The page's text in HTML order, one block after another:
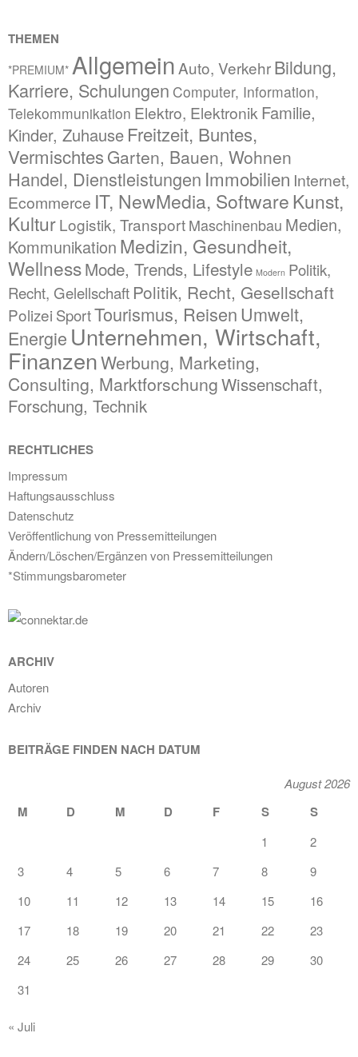
THEMEN
*PREMIUM* Allgemein Auto, VerkehrBildung,
Karriere, Schulungen Computer, Information,
Telekommunikation Elektro, Elektronik Familie,
Kinder, Zuhause Freitzeit, Buntes,
Vermischtes Garten, Bauen, Wohnen
Handel, Dienstleistungen Immobilien Internet,
Ecommerce IT, NewMedia, SoftwareKunst,
KulturLogistik, TransportMaschinenbau Medien,
Kommunikation Medizin, Gesundheit,
WellnessMode, Trends, Lifestyle Modern Politik,
Recht, Gelellschaft Politik, Recht, Gesellschaft
Polizei SportTourismus, Reisen Umwelt,
Energie Unternehmen, Wirtschaft,
FinanzenWerbung, Marketing,
Consulting, MarktforschungWissenschaft,
Forschung, Technik
RECHTLICHES
Impressum
Haftungsausschluss
Datenschutz
Veröffentlichung von Pressemitteilungen
Ändern/Löschen/Ergänzen von Pressemitteilungen
*Stimmungsbarometer
ARCHIV
Autoren
Archiv
BEITRÄGE FINDEN NACH DATUM
August 2026
M D M D F S S
1
2
3
4 5 6 7 8
9
10
11 12 13 14 15
16
17
18 19 20 21 22
23
24
25 26 27 28 29
30
31
« Juli